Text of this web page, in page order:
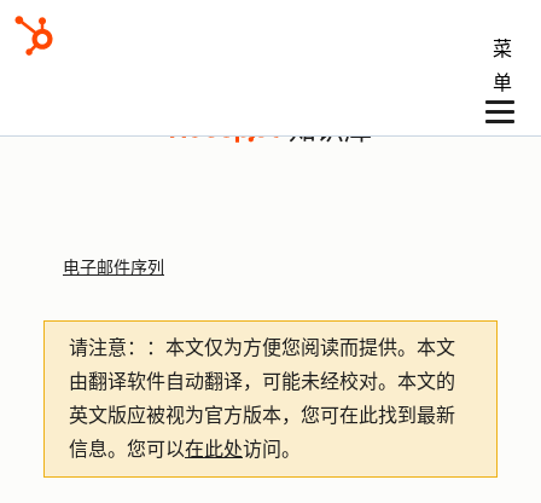
菜
单
知识库
电子邮件序列
请注意： ：本文仅为方便您阅读而提供。 本文
由翻译软件自动翻译，可能未经校对。本文的
英文版应被视为官方版本，您可在此找到最新
信息。您可以在此处访问。